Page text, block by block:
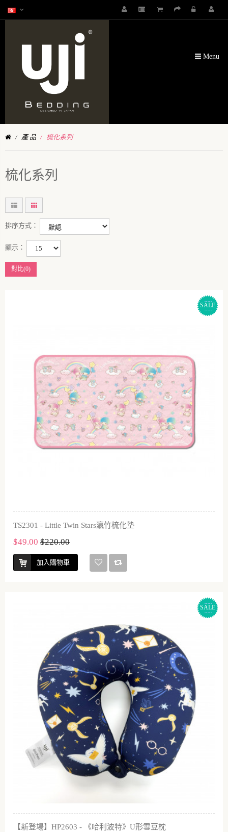
Menu
產 品 梳化系列
梳化系列
排序方式：
顯示：
對比(0)
SALE
TS2301 - Little Twin Stars瀛竹梳化墊
$49.00 $220.00
加入購物車
SALE
【新登場】HP2603 - 《哈利波特》U形雪豆枕